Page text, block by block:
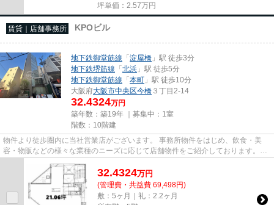
坪単価： 2.57万円
賃貸｜店舗事務所 KPOビル
地下鉄御堂筋線 「淀屋橋 」駅 徒歩3分
地下鉄堺筋線 「北浜 」駅 徒歩5分
地下鉄御堂筋線 「本町 」駅 徒歩10分
大阪府大阪市中央区今橋 ３丁目2-14
32.4324万円
築年数：築19年 ｜募集中： 1室
階数：10階建
物件より徒歩圏内に当社営業店がございます。 事務所物件をはじめ、飲食・美
容・物販などの様々な業種のニーズに応じて店舗物件をご紹介しております。
尚、弊社ではおとり広告は一切...
32.4324万円
(管理費・共益費 69,498円)
敷：5ヶ月｜礼：2.2ヶ月